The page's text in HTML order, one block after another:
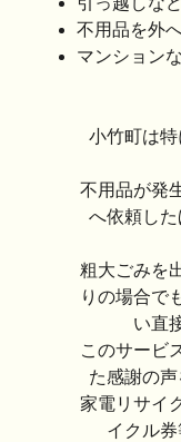
不用品を外
マンション
小竹町は
不用品が発
へ依頼し
粗大ごみを
りの場合で
い直
このサービ
た感謝の声
家電リサイ
イクル券